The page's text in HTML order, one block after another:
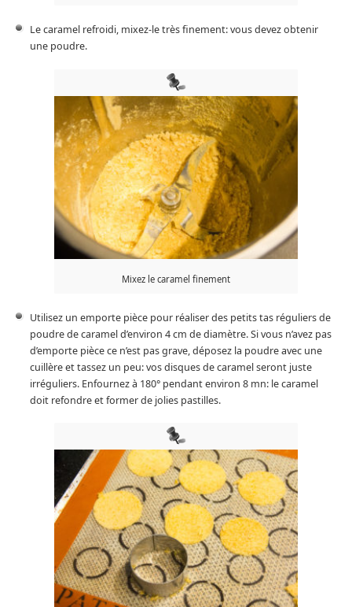
Le caramel refroidi, mixez-le très finement: vous devez obtenir
une poudre.
Mixez le caramel finement
Utilisez un emporte pièce pour réaliser des petits tas réguliers de
poudre de caramel d’environ 4 cm de diamètre. Si vous n’avez pas
d’emporte pièce ce n’est pas grave, déposez la poudre avec une
cuillère et tassez un peu: vos disques de caramel seront juste
irréguliers. Enfournez à 180° pendant environ 8 mn: le caramel
doit refondre et former de jolies pastilles.